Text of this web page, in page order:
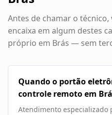
Antes de chamar o
encaixa em algum destes
próprio em Brás — sem
Quando o portão
controle remoto em
Atendimento especializado